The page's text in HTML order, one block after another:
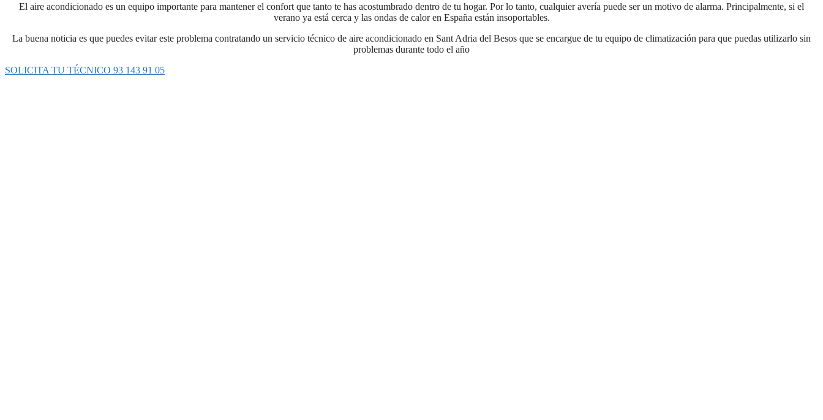
El aire acondicionado es un equipo importante para mantener el confort que tanto te has acostumbrado dentro de tu hogar. Por lo tanto, cualquier avería puede ser un motivo de alarma. Principalmente, si el
verano ya está cerca y las ondas de calor en España están insoportables.
La buena noticia es que puedes evitar este problema contratando un servicio técnico de aire acondicionado en Sant Adria del Besos que se encargue de tu equipo de climatización para que puedas utilizarlo sin
problemas durante todo el año
SOLICITA TU TÉCNICO 93 143 91 05